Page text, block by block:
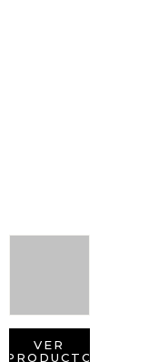
VER
PRODUCTO